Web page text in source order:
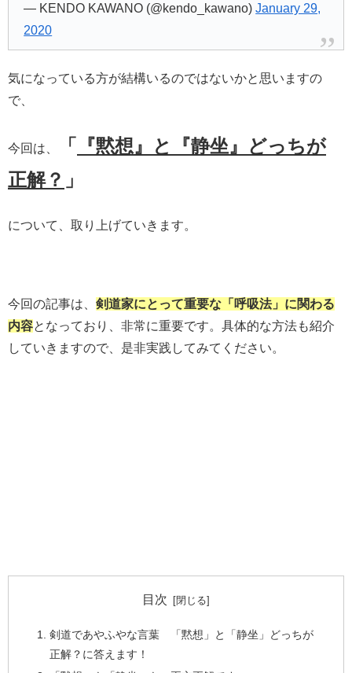
— KENDO KAWANO (@kendo_kawano)January 29,
2020
気になっている方が結構いるのではないかと思いますの
で、
今回は、 「
『黙想』と『静坐』どっちが
正解？ 」
について、取り上げていきます。
今回の記事は、 剣道家にとって重要な「呼吸法」に関わる
内容となっており、非常に重要です。具体的な方法も紹介
していきますので、是非実践してみてください。
目次
剣道であやふやな言葉 「黙想」と「静坐」どっちが
正解？に答えます！